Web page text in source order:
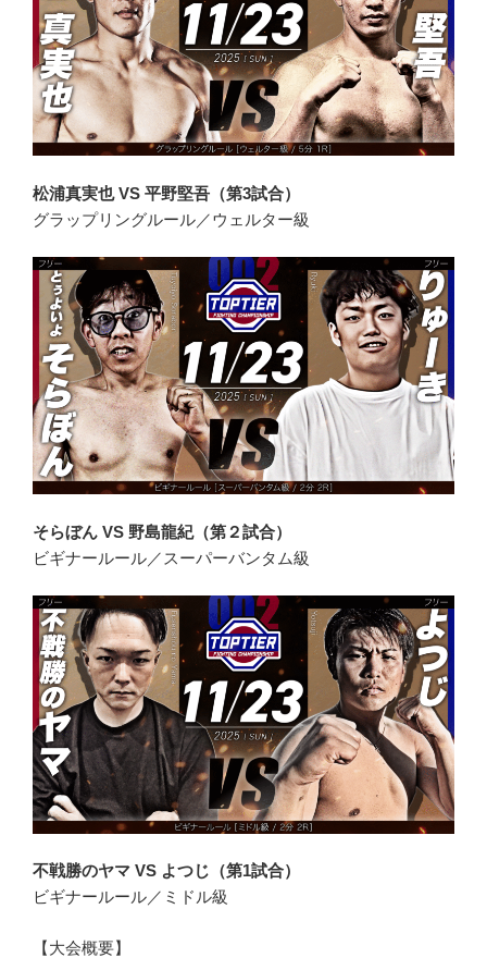
松浦真実也 VS 平野堅吾（第3試合）
グラップリングルール／ウェルター級
そらぼん VS 野島龍紀（第２試合）
ビギナールール／スーパーバンタム級
不戦勝のヤマ VS よつじ（第1試合）
ビギナールール／ミドル級
【大会概要】